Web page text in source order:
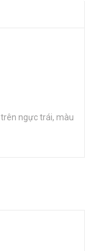
ngực trái, màu